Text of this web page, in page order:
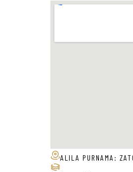
ALILA PURNAMA: